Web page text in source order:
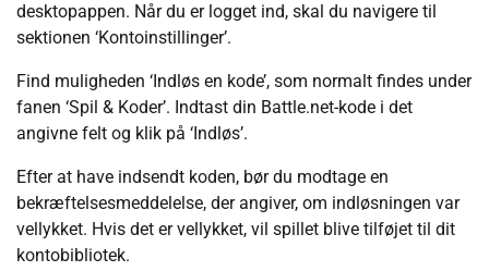
desktopappen. Når du er logget ind, skal du navigere til
sektionen ‘Kontoinstillinger’.
Find muligheden ‘Indløs en kode’, som normalt findes under
fanen ‘Spil & Koder’. Indtast din Battle.net-kode i det
angivne felt og klik på ‘Indløs’.
Efter at have indsendt koden, bør du modtage en
bekræftelsesmeddelelse, der angiver, om indløsningen var
vellykket. Hvis det er vellykket, vil spillet blive tilføjet til dit
kontobibliotek.